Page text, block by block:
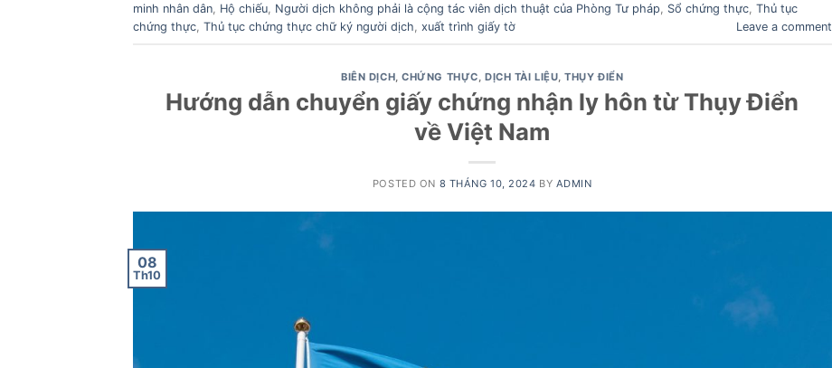
minh nhân dân, Hộ chiếu, Người dịch không phải là cộng tác viên dịch thuật của Phòng Tư pháp, Sổ chứng thực, Thủ tục
chứng thực, Thủ tục chứng thực chữ ký người dịch, xuất trình giấy tờ Leave a comment
BIÊN DỊCH ,CHỨNG THỰC DỊCH TÀI LIỆU ,THỤY ĐIỂN
Hướng dẫn chuyển giấy chứng nhận ly hôn từ Thụy Điển
về Việt Nam
POSTED ON 8 THÁNG 10, 2024 BY ADMIN
08
Th10